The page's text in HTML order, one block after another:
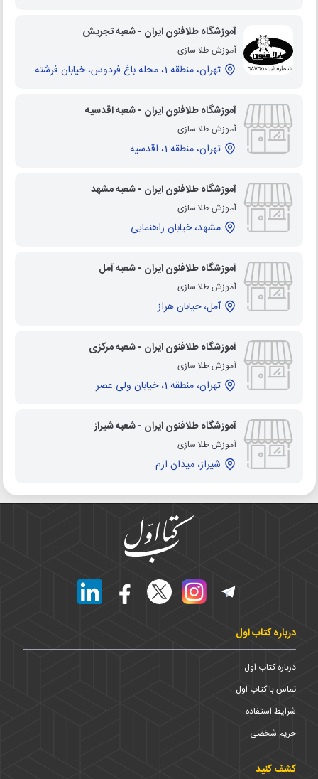
آموزشگاه طلافنون ایران - شعبه تجریش
آموزش طلا سازی
تهران، منطقه 1، محله باغ فردوس، خیابان فرشته
آموزشگاه طلافنون ایران - شعبه اقدسیه
آموزش طلا سازی
تهران، منطقه 1، اقدسیه
آموزشگاه طلافنون ایران - شعبه مشهد
آموزش طلا سازی
مشهد، خیابان راهنمایی
آموزشگاه طلافنون ایران - شعبه آمل
آموزش طلا سازی
آمل، خیابان هراز
آموزشگاه طلافنون ایران - شعبه مرکزی
آموزش طلا سازی
تهران، منطقه 1، خیابان ولی عصر
آموزشگاه طلافنون ایران - شعبه شیراز
آموزش طلا سازی
شیراز، میدان ارم
درباره کتاب اول
درباره کتاب اول
تماس با کتاب اول
شرایط استفاده
حریم شخضی
کشف کنید